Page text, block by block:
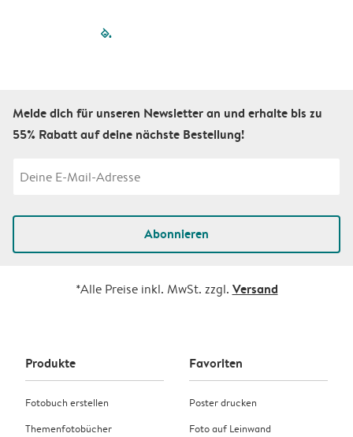
filled-pagination
Melde dich für unseren Newsletter an und erhalte bis zu
55% Rabatt auf deine nächste Bestellung!
Abonnieren
*Alle Preise inkl. MwSt. zzgl. Versand
Produkte
Fotobuch erstellen
Themenfotobücher
Favoriten
Poster drucken
Foto auf Leinwand